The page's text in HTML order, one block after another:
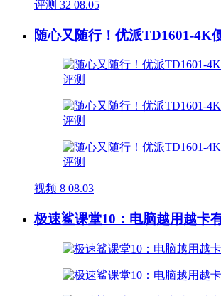
评测 32 08.05
随心又随行！优派TD1601-4K
视频 8 08.03
极速鲨课堂10：电脑越用越卡